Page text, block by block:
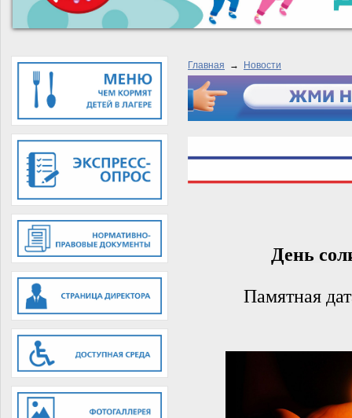
Главная → Новости
День
Памятная